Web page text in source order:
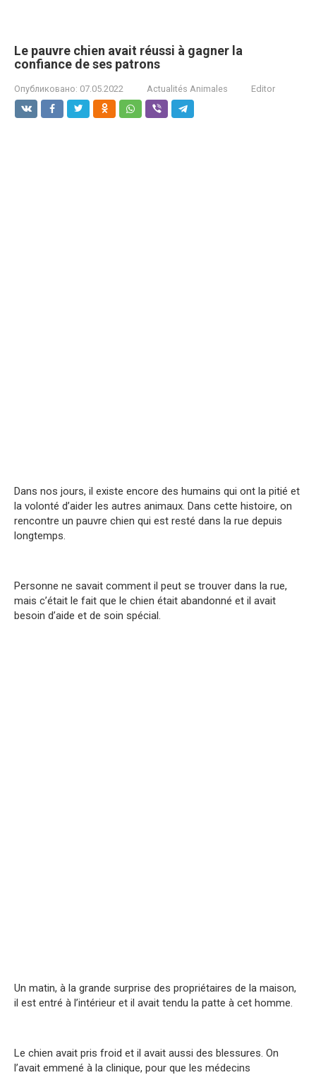
Le pauvre chien avait réussi à gagner la
confiance de ses patrons
Опубликовано: 07.05.2022 Actualités Animales Editor
Dans nos jours, il existe encore des humains qui ont la pitié et
la volonté d’aider les autres animaux. Dans cette histoire, on
rencontre un pauvre chien qui est resté dans la rue depuis
longtemps.
Personne ne savait comment il peut se trouver dans la rue,
mais c’était le fait que le chien était abandonné et il avait
besoin d’aide et de soin spécial.
Un matin, à la grande surprise des propriétaires de la maison,
il est entré à l’intérieur et il avait tendu la patte à cet homme.
Le chien avait pris froid et il avait aussi des blessures. On
l’avait emmené à la clinique, pour que les médecins